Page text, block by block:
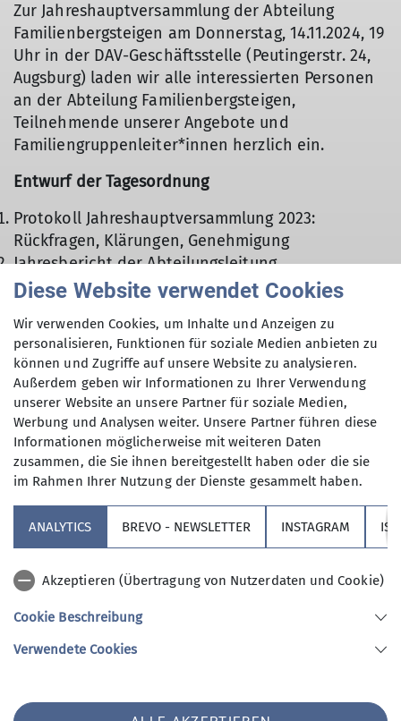
Zur Jahreshauptversammlung der Abteilung
Familienbergsteigen am Donnerstag, 14.11.2024, 19
Uhr in der DAV-Geschäftsstelle (Peutingerstr. 24,
Augsburg) laden wir alle interessierten Personen
an der Abteilung Familienbergsteigen,
Teilnehmende unserer Angebote und
Familiengruppenleiter*innen herzlich ein.
Entwurf der Tagesordnung
Protokoll Jahreshauptversammlung 2023:
Rückfragen, Klärungen, Genehmigung
Jahresbericht der Abteilungsleitung
Jahresrechnung der Abteilung
Neuwahl Abteilungsleitung
Kurzberichte und Ausblick der einzelnen Gruppen
Aktuelles aus der Sektion
Sektion
Service
Sektion Augsburg des Deutschen Alpenvereins e.V.
Telefon +49821516780
Diese Website verwendet Cookies
Wir verwenden Cookies, um Inhalte und Anzeigen zu
personalisieren, Funktionen für soziale Medien anbieten zu
können und Zugriffe auf unsere Website zu analysieren.
Außerdem geben wir Informationen zu Ihrer Verwendung
unserer Website an unsere Partner für soziale Medien,
Werbung und Analysen weiter. Unsere Partner führen diese
Informationen möglicherweise mit weiteren Daten
zusammen, die Sie ihnen bereitgestellt haben oder die sie
im Rahmen Ihrer Nutzung der Dienste gesammelt haben.
ANALYTICS BREVO - NEWSLETTER INSTAGRAM
Akzeptieren (Übertragung von Nutzerdaten und Cookie)
Cookie Beschreibung
Verwendete Cookies